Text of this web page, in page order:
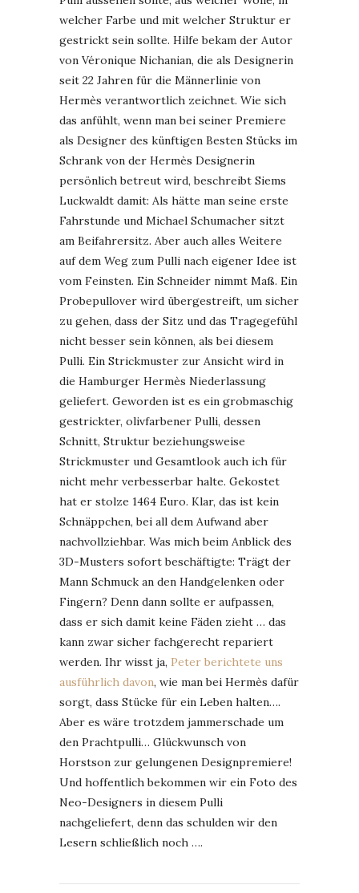
welcher Farbe und mit welcher Struktur er
gestrickt sein sollte. Hilfe bekam der Autor
von Véronique Nichanian, die als Designerin
seit 22 Jahren für die Männerlinie von
Hermès verantwortlich zeichnet. Wie sich
das anfühlt, wenn man bei seiner Premiere
als Designer des künftigen Besten Stücks im
Schrank von der Hermès Designerin
persönlich betreut wird, beschreibt Siems
Luckwaldt damit: Als hätte man seine erste
Fahrstunde und Michael Schumacher sitzt
am Beifahrersitz. Aber auch alles Weitere
auf dem Weg zum Pulli nach eigener Idee ist
vom Feinsten. Ein Schneider nimmt Maß. Ein
Probepullover wird übergestreift, um sicher
zu gehen, dass der Sitz und das Tragegefühl
nicht besser sein können, als bei diesem
Pulli. Ein Strickmuster zur Ansicht wird in
die Hamburger Hermès Niederlassung
geliefert. Geworden ist es ein grobmaschig
gestrickter, olivfarbener Pulli, dessen
Schnitt, Struktur beziehungsweise
Strickmuster und Gesamtlook auch ich für
nicht mehr verbesserbar halte. Gekostet
hat er stolze 1464 Euro. Klar, das ist kein
Schnäppchen, bei all dem Aufwand aber
nachvollziehbar. Was mich beim Anblick des
3D-Musters sofort beschäftigte: Trägt der
Mann Schmuck an den Handgelenken oder
Fingern? Denn dann sollte er aufpassen,
dass er sich damit keine Fäden zieht … das
kann zwar sicher fachgerecht repariert
werden. Ihr wisst ja, Peter berichtete uns
ausführlich davon, wie man bei Hermès dafür
sorgt, dass Stücke für ein Leben halten….
Aber es wäre trotzdem jammerschade um
den Prachtpulli… Glückwunsch von
Horstson zur gelungenen Designpremiere!
Und hoffentlich bekommen wir ein Foto des
Neo-Designers in diesem Pulli
nachgeliefert, denn das schulden wir den
Lesern schließlich noch ….